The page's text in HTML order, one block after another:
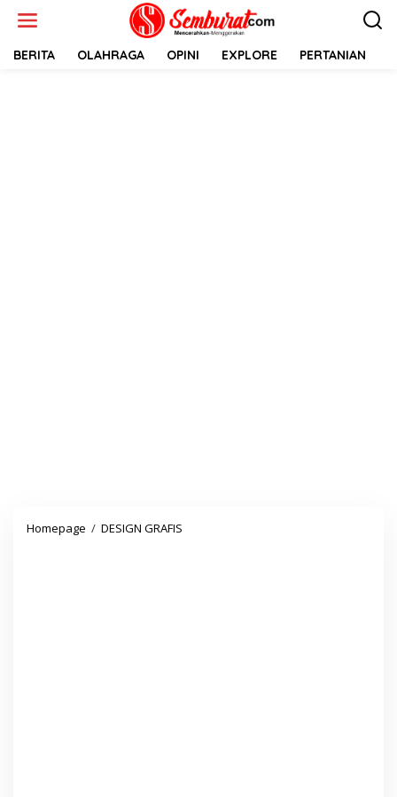
BERITA OLAHRAGA OPINI EXPLORE PERTANIAN
Homepage / DESIGN GRAFIS